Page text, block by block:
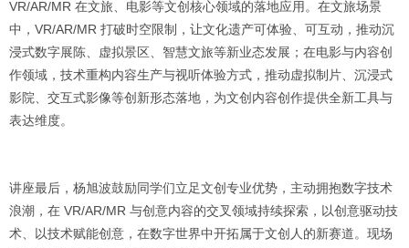
VR/AR/MR 在文旅、电影等文创核心领域的落地应用。在文旅场景
中，VR/AR/MR 打破时空限制，让文化遗产可体验、可互动，推动沉
浸式数字展陈、虚拟景区、智慧文旅等新业态发展；在电影与内容创
作领域，技术重构内容生产与视听体验方式，推动虚拟制片、沉浸式
影院、交互式影像等创新形态落地，为文创内容创作提供全新工具与
表达维度。
讲座最后，杨旭波鼓励同学们立足文创专业优势，主动拥抱数字技术
浪潮，在 VR/AR/MR 与创意内容的交叉领域持续探索，以创意驱动技
术、以技术赋能创意，在数字世界中开拓属于文创人的新赛道。现场